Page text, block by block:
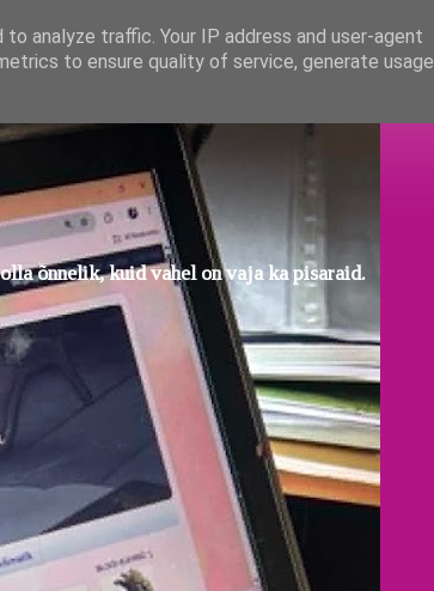
õnnelik, kuid vahel on vaja ka pisaraid.
analyze traffic. Your IP address and user-agent
to ensure quality of service, generate usage